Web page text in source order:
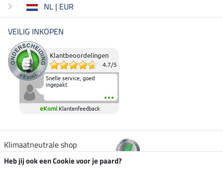
NL | EUR
VEILIG INKOPEN
Klantbeoordelingen
4.7/5
Snelle service, goed
ingepakt.
eKomi Klantenfeedback
Klimaatneutrale shop
Heb jij ook een Cookie voor je paard?